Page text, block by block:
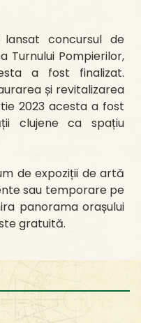
concursul de
Turnului Pompierilor,
a fost finalizat.
și revitalizarea
2023 acesta a fost
clujene ca spațiu
de expoziții de artă
sau temporare pe
panorama orașului
gratuită.